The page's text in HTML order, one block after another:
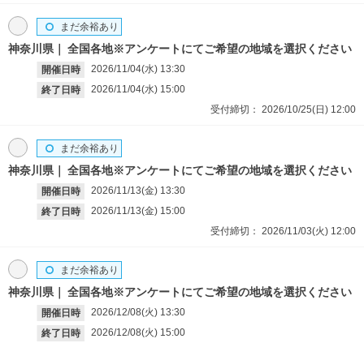
神奈川県 全国各地※アンケートにてご希望の地域を選択ください
開催日時 2026/11/04(水) 13:30
終了日時
2026/11/04(水) 15:00
まだ余裕あり
受付締切： 2026/10/25(日) 12:00
神奈川県 全国各地※アンケートにてご希望の地域を選択ください
開催日時 2026/11/13(金) 13:30
終了日時
2026/11/13(金) 15:00
まだ余裕あり
受付締切： 2026/11/03(火) 12:00
神奈川県 全国各地※アンケートにてご希望の地域を選択ください
開催日時 2026/12/08(火) 13:30
終了日時
2026/12/08(火) 15:00
まだ余裕あり